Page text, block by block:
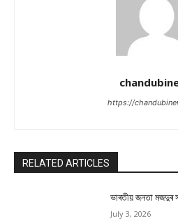
https://
RELATED ARTICLES
ভাৰতীয় জনতা মজদুৰ
July 3, 2026